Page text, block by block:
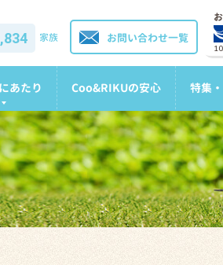
お問い合わせ一覧
家族
あたり Coo&RIKUの安心 特集